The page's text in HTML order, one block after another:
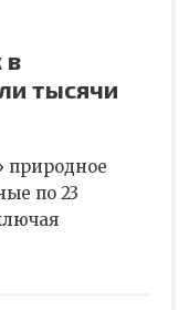
в
тысячи
природное
по 23